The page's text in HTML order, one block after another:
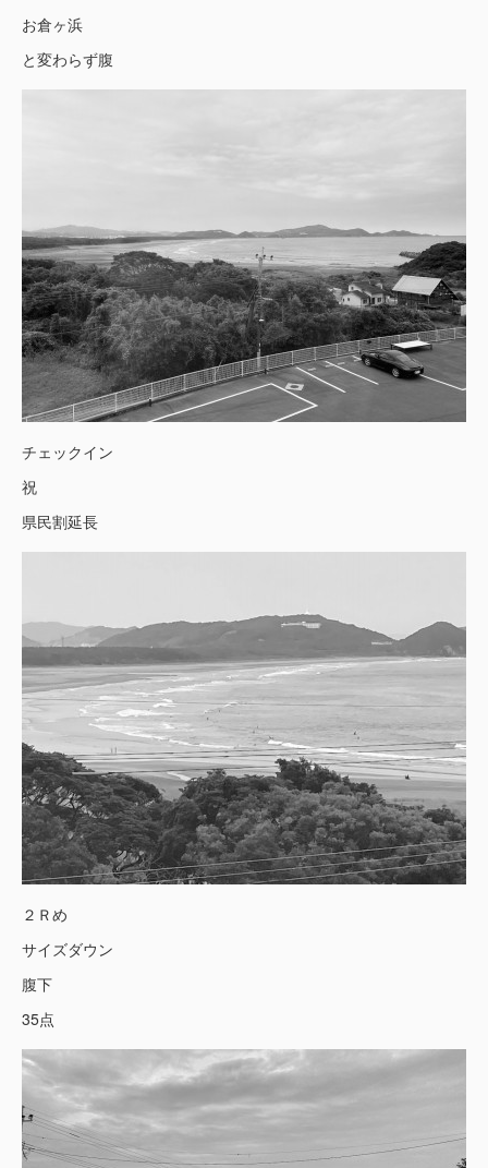
お倉ヶ浜
と変わらず腹
チェックイン
祝
県民割延長
２Ｒめ
サイズダウン
腹下
35点